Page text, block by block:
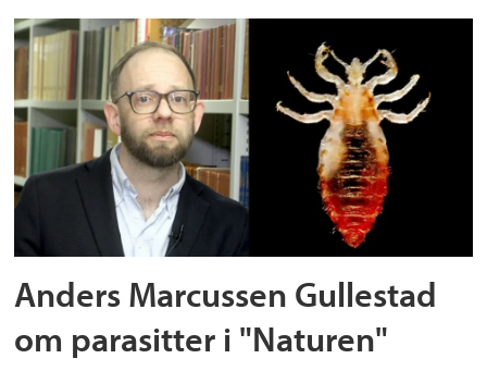
Anders Marcussen Gullestad
om parasitter i "Naturen"